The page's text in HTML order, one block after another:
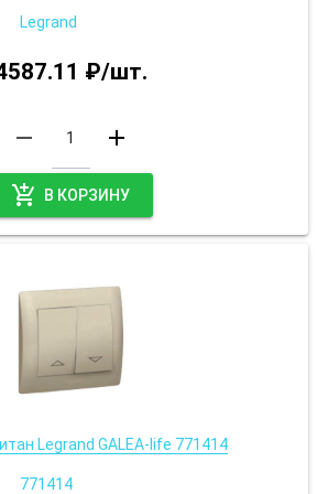
Legrand
₽/шт.
remove add
add_shopping_cart В КОРЗИНУ
Legrand GALEA-life 771414
771414